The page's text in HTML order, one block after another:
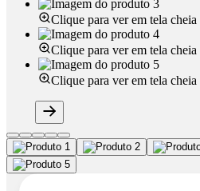
Clique para ver em tela cheia
Clique para ver em tela cheia
Clique para ver em tela cheia